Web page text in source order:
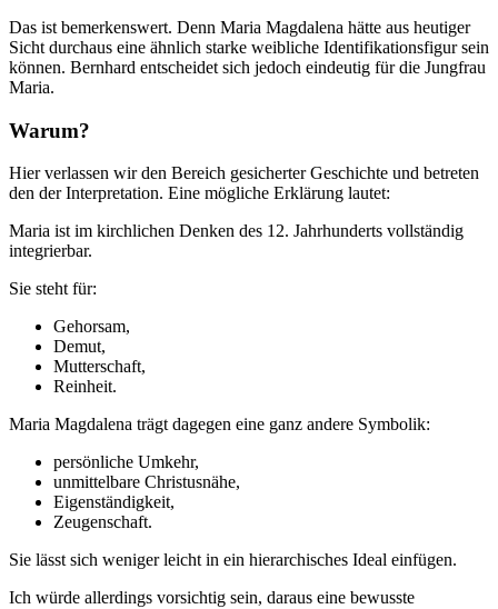
Das ist bemerkenswert. Denn Maria Magdalena hätte aus heutiger
Sicht durchaus eine ähnlich starke weibliche Identifikationsfigur sein
können. Bernhard entscheidet sich jedoch eindeutig für die Jungfrau
Maria.
Warum?
Hier verlassen wir den Bereich gesicherter Geschichte und betreten
den der Interpretation. Eine mögliche Erklärung lautet:
Maria ist im kirchlichen Denken des 12. Jahrhunderts vollständig
integrierbar.
Sie steht für:
Gehorsam,
Demut,
Mutterschaft,
Reinheit.
Maria Magdalena trägt dagegen eine ganz andere Symbolik:
persönliche Umkehr,
unmittelbare Christusnähe,
Eigenständigkeit,
Zeugenschaft.
Sie lässt sich weniger leicht in ein hierarchisches Ideal einfügen.
Ich würde allerdings vorsichtig sein, daraus eine bewusste